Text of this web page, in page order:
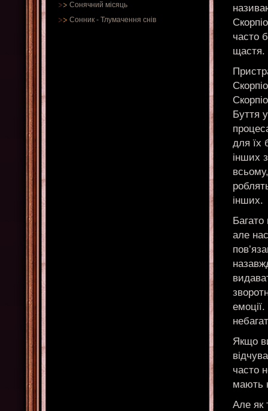
Сонячний місяць
Сонник - Тлумачення снів
часто
щастя.
Буття
для їх
інших
інших.
Багато
але
Якщо
часто
мають
Але як